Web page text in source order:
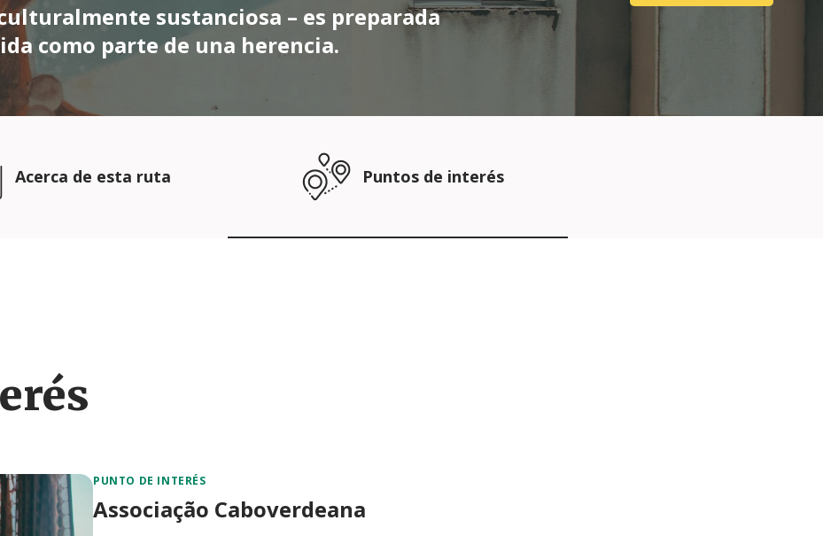
sustanciosa – es preparada
como parte de una herencia.
Acerca de esta ruta Puntos de interés
PUNTO DE INTERÉS
Associação Caboverdeana